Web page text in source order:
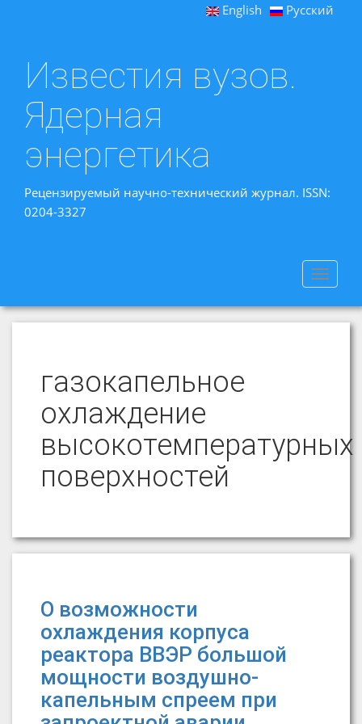
English Русский
Известия вузов.
Ядерная
энергетика
Рецензируемый научно-технический журнал. ISSN:
0204-3327
Toggle
газокапельное
охлаждение
высокотемпературных
поверхностей
О возможности
охлаждения корпуса
реактора ВВЭР большой
мощности воздушно-
капельным спреем при